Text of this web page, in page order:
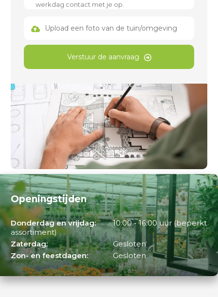
Upload een foto van de tuin/omgeving
Verstuur de aanvraag
Openingstijden
Donderdag en vrijdag:
10:00 - 16:00 uur (beperkt
assortiment)
Zaterdag:
Gesloten
Zon- en feestdagen:
Gesloten